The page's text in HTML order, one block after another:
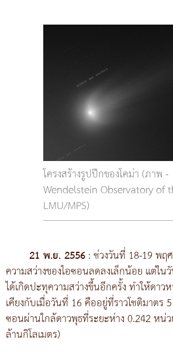
โครงสร้างรูปปีกของโคม่า (ภาพ -
Wendelstein Observatory of
LMU/MPS)
21 พ.ย. 2556: ช่วงวันที่ 18-19 พฤ
ความสว่างของไอซอนลดลงเล็กน้อย แต่ใ
ได้เกิดปะทุความสว่างขึ้นอีกครั้ง ทำให้ดาว
เคียงกับเมื่อวันที่ 16 คืออยู่ที่ราวโชติมาตร
ซอนผ่านใกล้ดาวพุธที่ระยะห่าง 0.242 หน่
ล้านกิโลเมตร)